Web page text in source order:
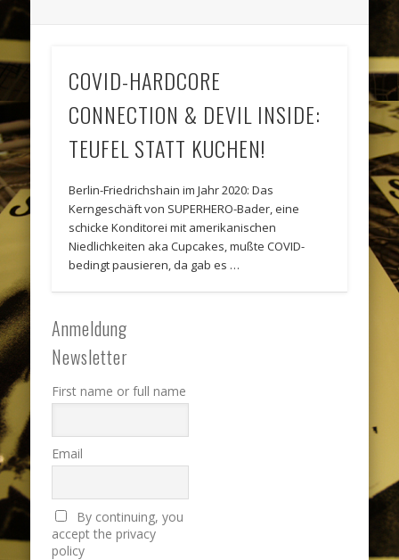
COVID-HARDCORE
CONNECTION & DEVIL INSIDE:
TEUFEL STATT KUCHEN!
Berlin-Friedrichshain im Jahr 2020: Das
Kerngeschäft von SUPERHERO-Bader, eine
schicke Konditorei mit amerikanischen
Niedlichkeiten aka Cupcakes, mußte COVID-
bedingt pausieren, da gab es …
Anmeldung
Newsletter
First name or full name
Email
By continuing, you
accept the privacy
policy